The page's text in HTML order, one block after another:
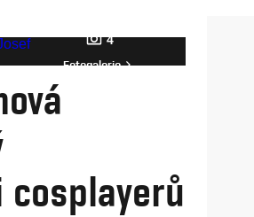
4
Fotogalerie